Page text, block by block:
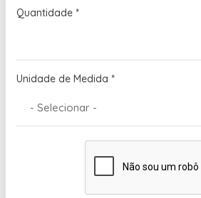
Quantidade *
Unidade de Medida *